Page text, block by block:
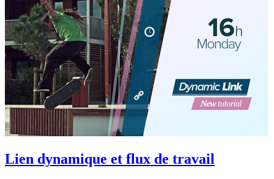
Lien dynamique et flux de travail